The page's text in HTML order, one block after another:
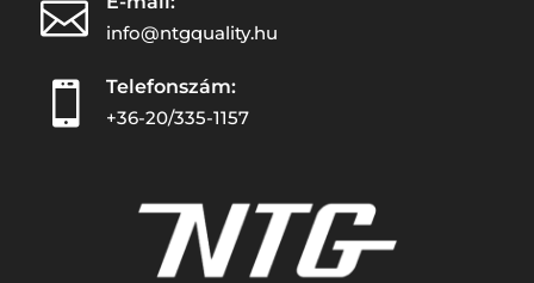

info@ntgquality.hu

Telefonszám:
+36-20/335-1157